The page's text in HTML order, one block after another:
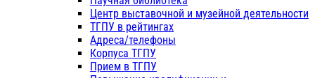
Центр выставочной и музейной деятельности
ТГПУ в рейтингах
Адреса/телефоны
Корпуса ТГПУ
Прием в ТГПУ